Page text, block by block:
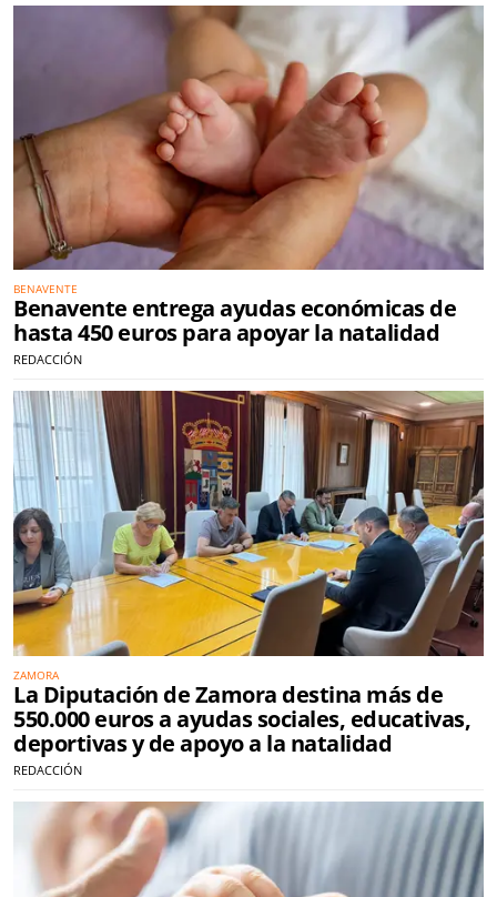
BENAVENTE
Benavente entrega ayudas económicas de
hasta 450 euros para apoyar la natalidad
REDACCIÓN
ZAMORA
La Diputación de Zamora destina más de
550.000 euros a ayudas sociales, educativas,
deportivas y de apoyo a la natalidad
REDACCIÓN